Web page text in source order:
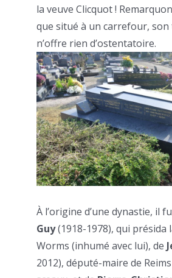
la veuve Clicquot !
que situé à un carrefour, son
n’offre rien d’ostentatoire.
À l’origine d’une dynastie, il
Guy(1918-1978), qui présida
Worms (inhumé avec lui), de
2012), député-maire de